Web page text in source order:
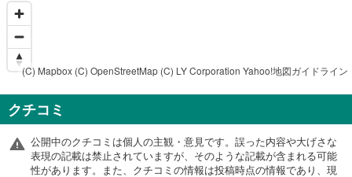
(C) Mapbox (C) OpenStreetMap (C) LY Corporation Yahoo!地図ガイドライン
クチコミ
公開中のクチコミは個人の主観・意見です。誤った内容や大げさな
表現の記載は禁止されていますが、そのような記載が含まれる可能
性があります。また、クチコミの情報は投稿時点の情報であり、現